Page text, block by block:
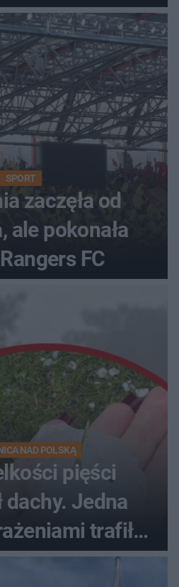
SPORT
zaczęła od
ale pokonała
FC
NAD POLSKĄ
pięści
dachy. Jedna
trafiła
szpitala